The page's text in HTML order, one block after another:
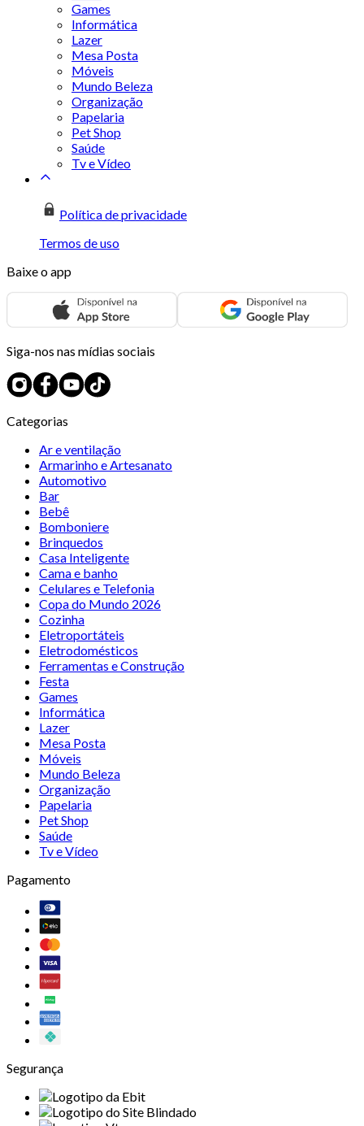
Games
Informática
Lazer
Mesa Posta
Móveis
Mundo Beleza
Organização
Papelaria
Pet Shop
Saúde
Tv e Vídeo
Política de privacidade
Termos de uso
Baixe o app
Siga-nos nas mídias sociais
Categorias
Ar e ventilação
Armarinho e Artesanato
Automotivo
Bar
Bebê
Bomboniere
Brinquedos
Casa Inteligente
Cama e banho
Celulares e Telefonia
Copa do Mundo 2026
Cozinha
Eletroportáteis
Eletrodomésticos
Ferramentas e Construção
Festa
Games
Informática
Lazer
Mesa Posta
Móveis
Mundo Beleza
Organização
Papelaria
Pet Shop
Saúde
Tv e Vídeo
Pagamento
Segurança